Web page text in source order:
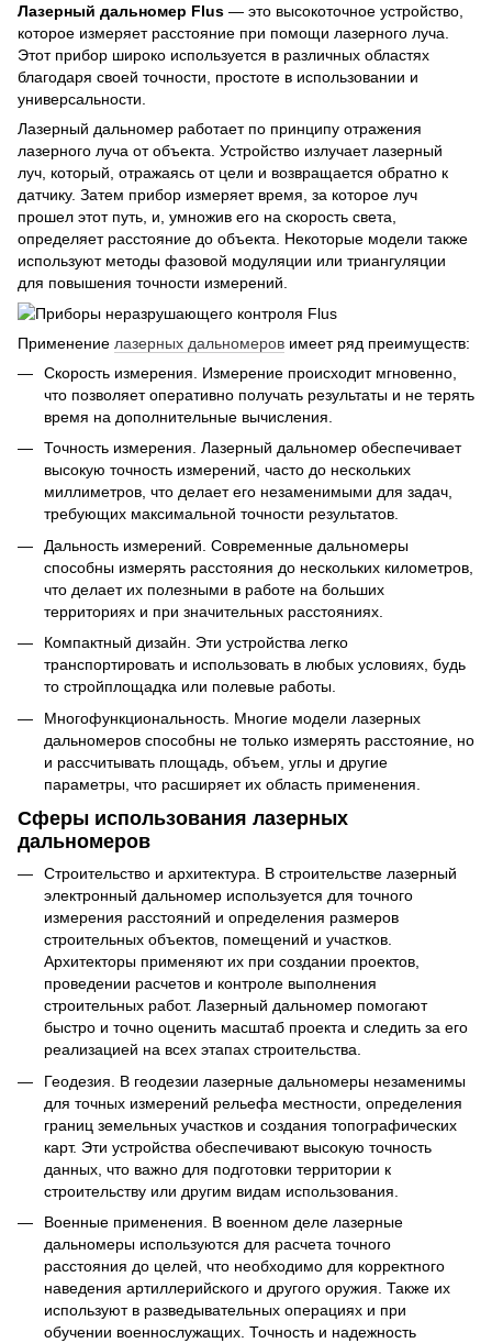
Лазерный дальномер Flus — это высокоточное устройство,
которое измеряет расстояние при помощи лазерного луча.
Этот прибор широко используется в различных областях
благодаря своей точности, простоте в использовании и
универсальности.
Лазерный дальномер работает по принципу отражения
лазерного луча от объекта. Устройство излучает лазерный
луч, который, отражаясь от цели и возвращается обратно к
датчику. Затем прибор измеряет время, за которое луч
прошел этот путь, и, умножив его на скорость света,
определяет расстояние до объекта. Некоторые модели также
используют методы фазовой модуляции или триангуляции
для повышения точности измерений.
Применение лазерных дальномеров имеет ряд преимуществ:
Скорость измерения. Измерение происходит мгновенно,
что позволяет оперативно получать результаты и не терять
время на дополнительные вычисления.
Точность измерения. Лазерный дальномер обеспечивает
высокую точность измерений, часто до нескольких
миллиметров, что делает его незаменимыми для задач,
требующих максимальной точности результатов.
Дальность измерений. Современные дальномеры
способны измерять расстояния до нескольких километров,
что делает их полезными в работе на больших
территориях и при значительных расстояниях.
Компактный дизайн. Эти устройства легко
транспортировать и использовать в любых условиях, будь
то стройплощадка или полевые работы.
Многофункциональность. Многие модели лазерных
дальномеров способны не только измерять расстояние, но
и рассчитывать площадь, объем, углы и другие
параметры, что расширяет их область применения.
Сферы использования лазерных
дальномеров
Строительство и архитектура. В строительстве лазерный
электронный дальномер используется для точного
измерения расстояний и определения размеров
строительных объектов, помещений и участков.
Архитекторы применяют их при создании проектов,
проведении расчетов и контроле выполнения
строительных работ. Лазерный дальномер помогают
быстро и точно оценить масштаб проекта и следить за его
реализацией на всех этапах строительства.
Геодезия. В геодезии лазерные дальномеры незаменимы
для точных измерений рельефа местности, определения
границ земельных участков и создания топографических
карт. Эти устройства обеспечивают высокую точность
данных, что важно для подготовки территории к
строительству или другим видам использования.
Военные применения. В военном деле лазерные
дальномеры используются для расчета точного
расстояния до целей, что необходимо для корректного
наведения артиллерийского и другого оружия. Также их
используют в разведывательных операциях и при
обучении военнослужащих. Точность и надежность